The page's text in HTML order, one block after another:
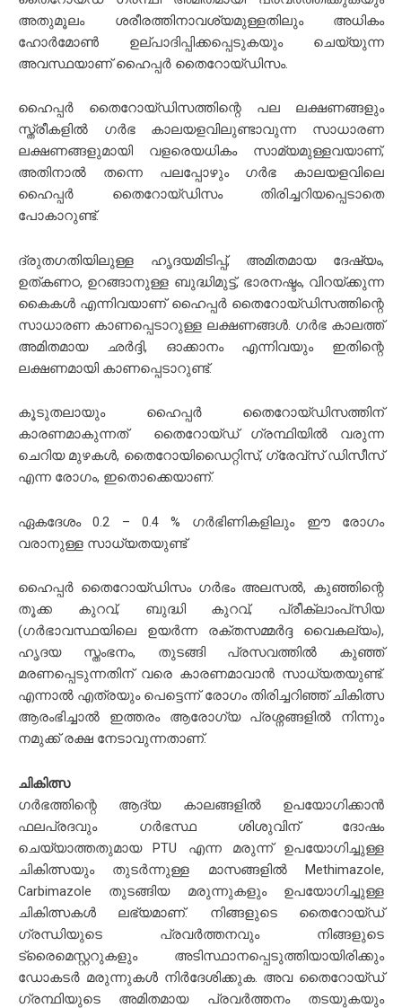
അതുമൂലം ശരീരത്തിനാവശ്യമുള്ളതിലും അധികം
ഹോർമോൺ ഉല്പാദിപ്പിക്കപ്പെടുകയും ചെയ്യുന്ന
അവസ്ഥയാണ് ഹൈപ്പർ തൈറോയ്ഡിസം.
ഹൈപ്പർ തൈറോയ്ഡിസത്തിന്റെ പല ലക്ഷണങ്ങളും
സ്ത്രീകളിൽ ഗർഭ കാലയളവിലുണ്ടാവുന്ന സാധാരണ
ലക്ഷണങ്ങളുമായി വളരെയധികം സാമ്യമുള്ളവയാണ്,
അതിനാൽ തന്നെ പലപ്പോഴും ഗർഭ കാലയളവിലെ
ഹൈപ്പർ തൈറോയ്ഡിസം തിരിച്ചറിയപ്പെടാതെ
പോകാറുണ്ട്.
ദ്രുതഗതിയിലുള്ള ഹൃദയമിടിപ്പ്, അമിതമായ ദേഷ്യം,
ഉത്കണഠ, ഉറങ്ങാനുള്ള ബുദ്ധിമുട്ട്, ഭാരനഷ്ടം, വിറയ്ക്കുന്ന
കൈകള്‍ എന്നിവയാണ് ഹൈപ്പർ തൈറോയ്ഡിസത്തിന്റെ
സാധാരണ കാണപ്പെടാറുള്ള ലക്ഷണങ്ങൾ. ഗർഭ കാലത്ത്
അമിതമായ ഛർദ്ദി, ഓക്കാനം എന്നിവയും ഇതിന്റെ
ലക്ഷണമായി കാണപ്പെടാറുണ്ട്.
കൂടുതലായും ഹൈപ്പർ തൈറോയ്ഡിസത്തിന്
കാരണമാകുന്നത് തൈറോയ്ഡ് ഗ്രന്ഥിയിൽ വരുന്ന
ചെറിയ മുഴകൾ, തൈറോയിഡൈറ്റിസ്, ഗ്രേവ്‌സ് ഡിസീസ്
എന്ന രോഗം, ഇതൊക്കെയാണ്.
ഏകദേശം 0.2 – 0.4 % ഗർഭിണികളിലും ഈ രോഗം
വരാനുള്ള സാധ്യതയുണ്ട്
ഹൈപ്പർ തൈറോയ്ഡിസം ഗർഭം അലസൽ, കുഞ്ഞിന്റെ
തൂക്ക കുറവ്, ബുദ്ധി കുറവ്, പ്രീക്ലാംപ്‌സിയ
(ഗര്‍ഭാവസ്ഥയിലെ ഉയര്‍ന്ന രക്തസമ്മര്‍ദ്ദ വൈകല്യം),
ഹൃദയ സ്തംഭനം, തുടങ്ങി പ്രസവത്തിൽ കുഞ്ഞ്
മരണപ്പെടുന്നതിന് വരെ കാരണമാവാൻ സാധ്യതയുണ്ട്.
എന്നാൽ എത്രയും പെട്ടെന്ന് രോഗം തിരിച്ചറിഞ്ഞ് ചികിത്സ
ആരംഭിച്ചാൽ ഇത്തരം ആരോഗ്യ പ്രശ്നങ്ങളിൽ നിന്നും
നമുക്ക് രക്ഷ നേടാവുന്നതാണ്.
ചികിത്സ
ഗർഭത്തിന്റെ ആദ്യ കാലങ്ങളിൽ ഉപയോഗിക്കാൻ
ഫലപ്രദവും ഗർഭസ്ഥ ശിശുവിന് ദോഷം
ചെയ്യാത്തതുമായ PTU എന്ന മരുന്ന് ഉപയോഗിച്ചുള്ള
ചികിത്സയും തുടർന്നുള്ള മാസങ്ങളിൽ Methimazole,
Carbimazole തുടങ്ങിയ മരുന്നുകളും ഉപയോഗിച്ചുള്ള
ചികിത്സകൾ ലഭ്യമാണ്. നിങ്ങളുടെ തൈറോയ്ഡ്
ഗ്രന്ധിയുടെ പ്രവർത്തനവും നിങ്ങളുടെ
ട്രൈമെസ്റ്ററുകളും അടിസ്ഥാനപ്പെടുത്തിയായിരിക്കും
ഡോകടർ മരുന്നുകൾ നിർദേശിക്കുക. അവ തൈറോയ്ഡ്
ഗ്രന്ഥിയുടെ അമിതമായ പ്രവർത്തനം തടയുകയും